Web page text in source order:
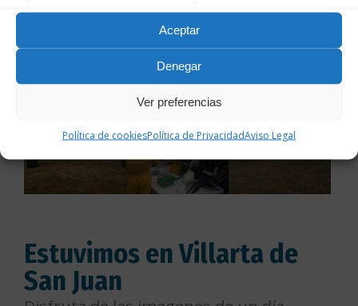
Aceptar
Denegar
Ver preferencias
Política de cookiesPolítica de PrivacidadAviso Legal
Estuvimos en Villarta de
San Juan